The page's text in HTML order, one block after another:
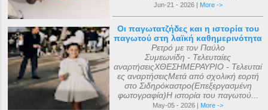
Jun-21 - 2026 | More ->
Οι παγωτατζήδες και η ιστορία του
παγωτού στη λαϊκή καθημερινότητα
Ρετρό με τον Παύλο
Συμεωνίδη - Τελευταίες
αναρτήσειςΧΘΕΣΗΜΕΡΑΥΡΙΟ - Τελευταί
ες αναρτήσειςΜετά από σχολική εορτή
στο Σιδηρόκαστρο(Επεξεργασμένη
φωτογραφία)Η ιστορία του παγωτού...
May-05 - 2026 | More ->